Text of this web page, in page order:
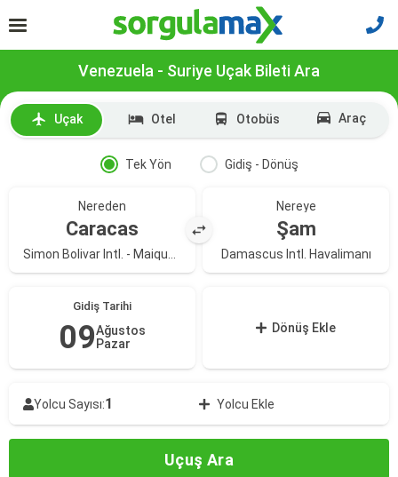
Venezuela - Suriye Uçak Bileti Ara
Uçak Otel Otobüs Araç
Tek Yön Gidiş - Dönüş
Nereden
Caracas
Nereye
Şam
Damascus Intl. Havalimanı
Gidiş Tarihi
09Ağustos
Pazar
Dönüş Ekle
Yolcu Sayısı:1 Yolcu Ekle
Uçuş Ara